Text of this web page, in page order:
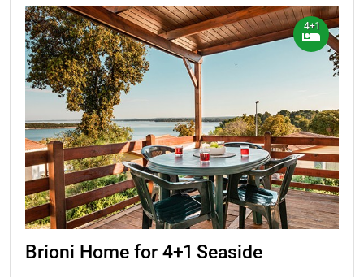
4+1
Brioni Home for 4+1 Seaside